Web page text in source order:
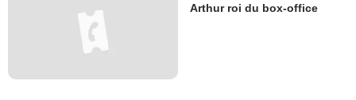
Arthur roi du box-office